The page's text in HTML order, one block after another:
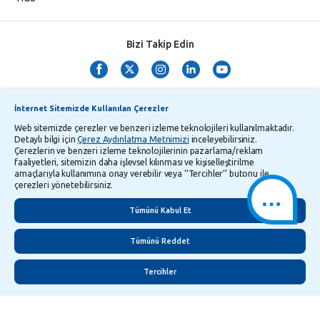
Bizi Takip Edin
TMSF ve YTM Zaman Aşımı Listesi Bilgi Toplumu Hizmetleri
Kişisel Verilerin Korunması Gizlilik Politikası Çerez Aydınlatma Metni
İletişim English
Yapı ve Kredi Bankası A.Ş.
İnternet Sitemizde Kullanılan Çerezler
Web sitemizde çerezler ve benzeri izleme teknolojileri kullanılmaktadır.
Detaylı bilgi içinÇerez Aydınlatma Metnimizi inceleyebilirsiniz.
Çerezlerin ve benzeri izleme teknolojilerinin pazarlama/reklam
faaliyetleri, sitemizin daha işlevsel kılınması ve kişiselleştirilme
amaçlarıyla kullanımına onay verebilir veya ‘’Tercihler’’ butonu ile
çerezleri yönetebilirsiniz.
Tercihler
Tümünü Reddet
Tümünü Kabul Et